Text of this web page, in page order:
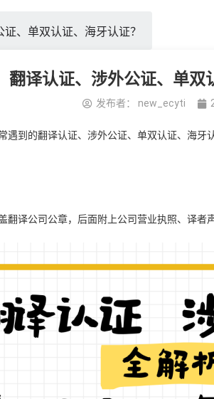
、单双认证、海牙认证？
翻译认证、涉外公证、单双
发布者： new_ecyti
遇到的翻译认证、涉外公证、单双认证、海
翻译公司公章，后面附上公司营业执照、译者